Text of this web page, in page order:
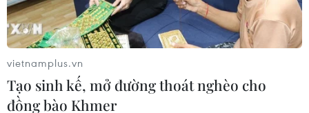
vietnamplus.vn
Tạo sinh kế, mở đường thoát nghèo cho
đồng bào Khmer